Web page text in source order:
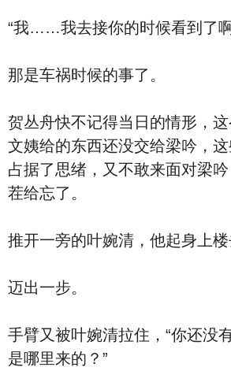
“我……我去接你的时候看到了
那是车祸时候的事了。
贺丛舟快不记得当日的情形，
文姨给的东西还没交给梁吟，
占据了思绪，又不敢来面对梁
茬给忘了。
推开一旁的叶婉清，他起身上楼
迈出一步。
手臂又被叶婉清拉住，“你还没
是哪里来的？”